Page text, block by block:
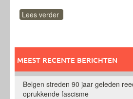
Lees verder
MEEST RECENTE BERICHTEN
Belgen streden 90 jaar geleden
oprukkende fascisme